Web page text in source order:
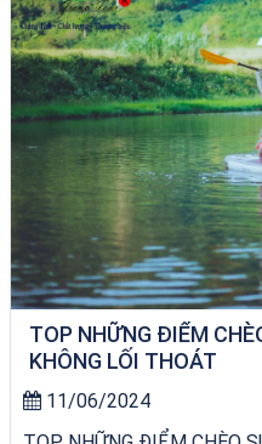
TOP NHỮNG ĐIỂM
KHÔNG LỐI THOÁT
11/06/2024